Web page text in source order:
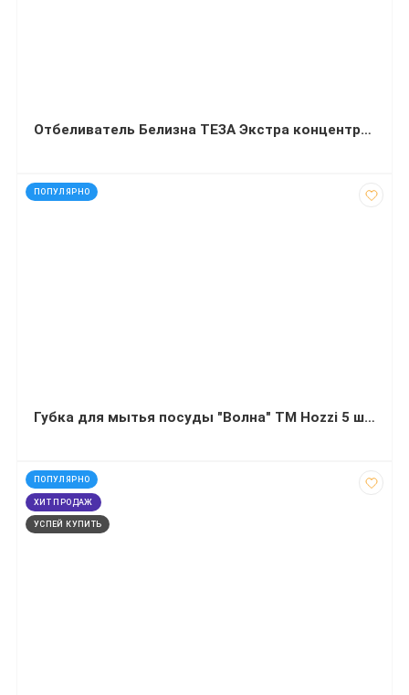
Отбеливатель Белизна ТЕЗА Экстра концентрат 1000 мл
ПОПУЛЯРНО
код: 16186
Губка для мытья посуды "Волна" ТМ Hozzi 5 штук
ПОПУЛЯРНО
ХИТ ПРОДАЖ
УСПЕЙ КУПИТЬ
код: 14078